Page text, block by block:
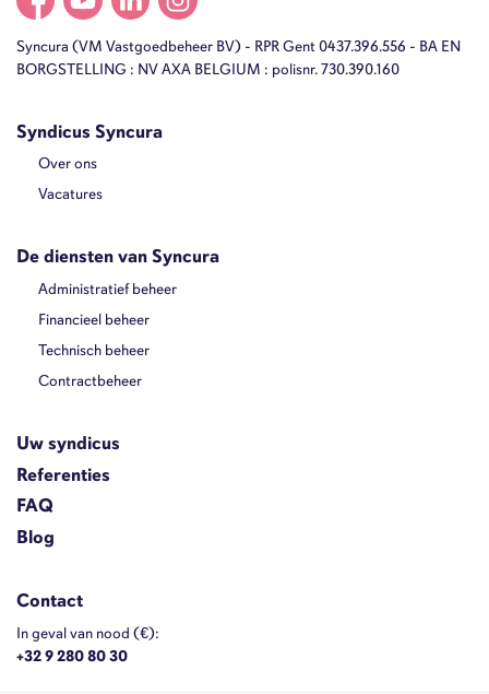
Syncura (VM Vastgoedbeheer BV) - RPR Gent 0437.396.556 - BA EN
BORGSTELLING : NV AXA BELGIUM : polisnr. 730.390.160
Syndicus Syncura
Over ons
Vacatures
De diensten van Syncura
Administratief beheer
Financieel beheer
Technisch beheer
Contractbeheer
Uw syndicus
Referenties
FAQ
Blog
Contact
In geval van nood (€):
+32 9 280 80 30